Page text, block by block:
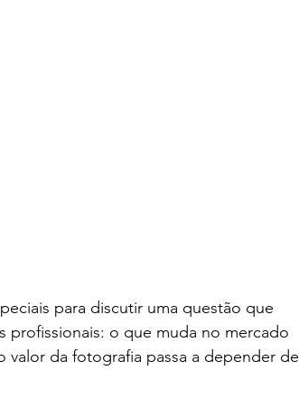
para discutir uma questão que
profissionais: o que muda no mercado
valor da fotografia passa a depender de